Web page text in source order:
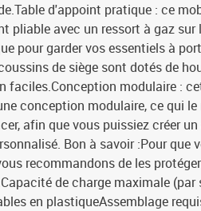
d'appoint pratique : ce
pliable avec un ressort à gaz
pour garder vos essentiels à
de siège sont dotés de
faciles.Conception modulaire :
conception modulaire, ce qui
afin que vous puissiez créer
Bon à savoir :Pour que
recommandons de les
de charge maximale
en plastiqueAssemblage